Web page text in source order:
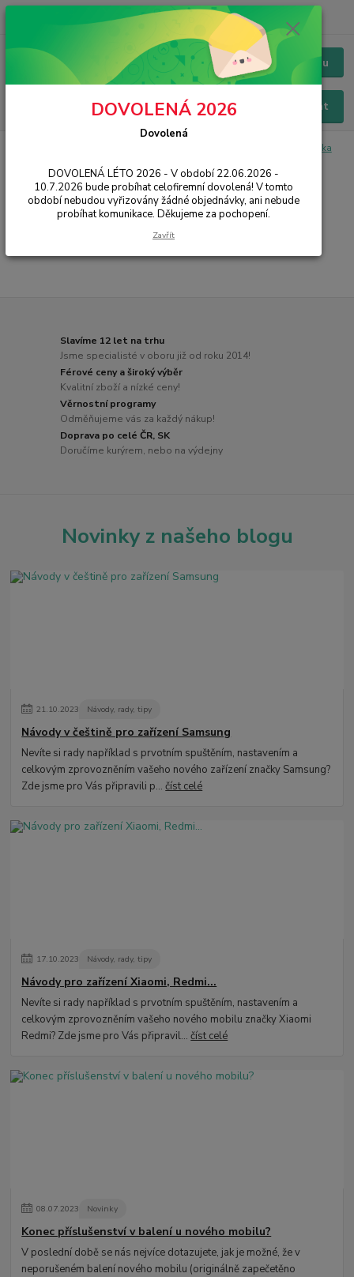
Menu
Hledat
Chat / Online podpora - 24/7
Drátové sluchátka
Huawei/Honor
Slavíme 12 let na trhu
Jsme specialisté v oboru již od roku 2014!
Férové ceny a široký výběr
Kvalitní zboží a nízké ceny!
Věrnostní programy
Odměňujeme vás za každý nákup!
Doprava po celé ČR, SK
Doručíme kurýrem, nebo na výdejny
Novinky z našeho blogu
21.10.2023 Návody, rady, tipy
Návody v češtině pro zařízení Samsung
Nevíte si rady například s prvotním spuštěním, nastavením a
celkovým zprovozněním vašeho nového zařízení značky Samsung?
Zde jsme pro Vás připravili p...číst celé
17.10.2023 Návody, rady, tipy
Návody pro zařízení Xiaomi, Redmi...
Nevíte si rady například s prvotním spuštěním, nastavením a
celkovým zprovozněním vašeho nového mobilu značky Xiaomi
Redmi? Zde jsme pro Vás připravil...číst celé
08.07.2023 Novinky
Konec příslušenství v balení u nového mobilu?
V poslední době se nás nejvíce dotazujete, jak je možné, že v
neporušeném balení nového mobilu (originálně zapečetěno
DOVOLENÁ 2026
Dovolená
DOVOLENÁ LÉTO 2026 - V období 22.06.2026 -
10.7.2026 bude probíhat celofiremní dovolená! V tomto
období nebudou vyřizovány žádné objednávky, ani nebude
probíhat komunikace. Děkujeme za pochopení.
Zavřít